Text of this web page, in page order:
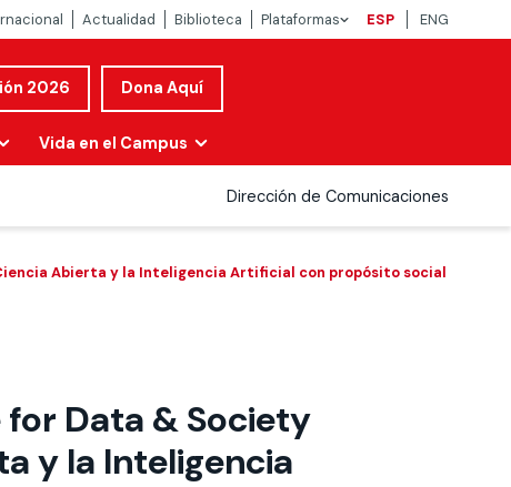
Actualidad Biblioteca Plataformas ESP ENG
2026 Dona Aquí
Vida en el Campus
Dirección de Comunicaciones
Abierta y la Inteligencia Artificial con propósito social
Data & Society
y la Inteligencia